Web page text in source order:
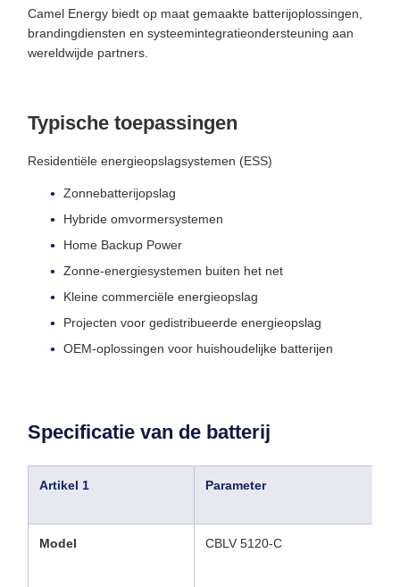
Camel Energy biedt op maat gemaakte batterijoplossingen,
brandingdiensten en systeemintegratieondersteuning aan
wereldwijde partners.
Typische toepassingen
Residentiële energieopslagsystemen (ESS)
Zonnebatterijopslag
Hybride omvormersystemen
Home Backup Power
Zonne-energiesystemen buiten het net
Kleine commerciële energieopslag
Projecten voor gedistribueerde energieopslag
OEM-oplossingen voor huishoudelijke batterijen
Specificatie van de batterij
Artikel 1 Parameter
Model CBLV 5120-C